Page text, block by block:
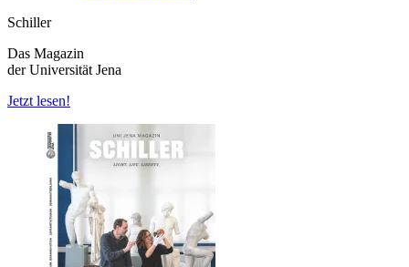
Schiller
Das Magazin
der Universität Jena
Jetzt lesen!